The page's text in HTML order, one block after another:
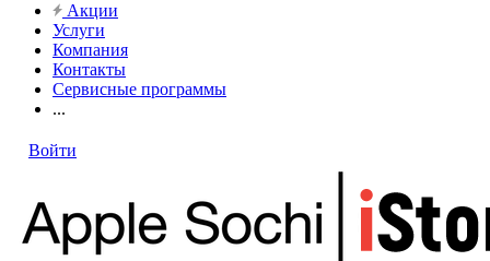
Акции
Услуги
Компания
Контакты
Сервисные программы
...
Войти